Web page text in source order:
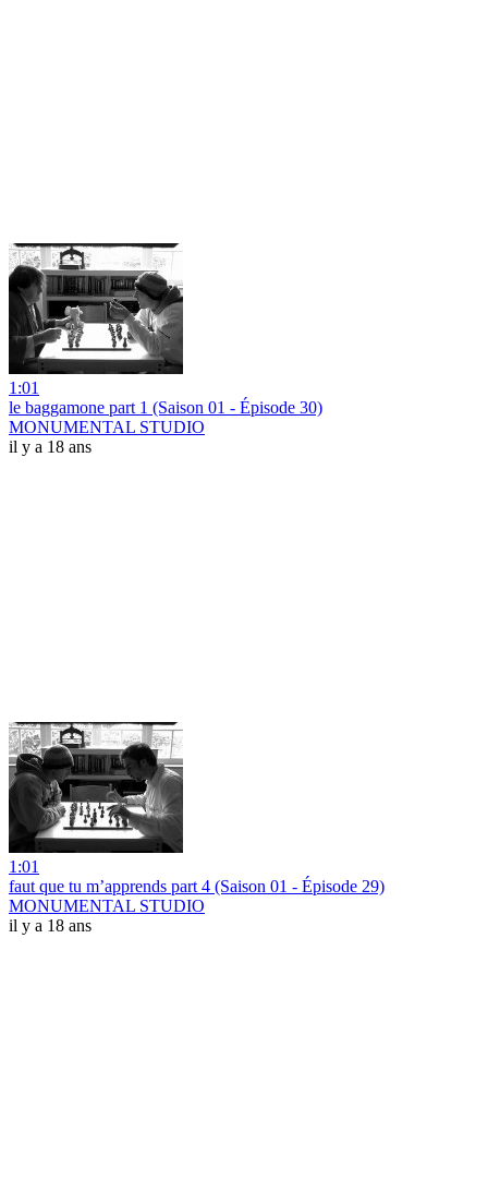
1:01
le baggamone part 1 (Saison 01 - Épisode 30)
MONUMENTAL STUDIO
il y a 18 ans
1:01
faut que tu m’apprends part 4 (Saison 01 - Épisode 29)
MONUMENTAL STUDIO
il y a 18 ans